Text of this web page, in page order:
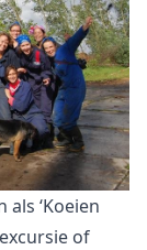
‘Koeien
of